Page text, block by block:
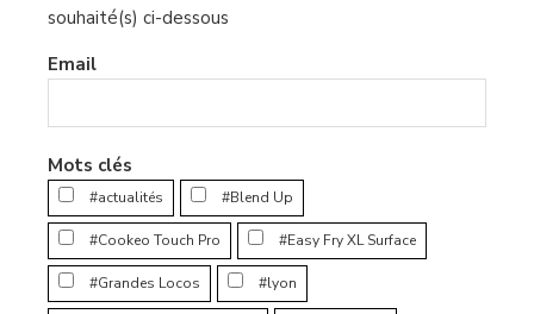
souhaité(s) ci-dessous
Email
Mots clés
#actualités #Blend Up
#Cookeo Touch Pro #Easy Fry XL Surface
#Grandes Locos #lyon